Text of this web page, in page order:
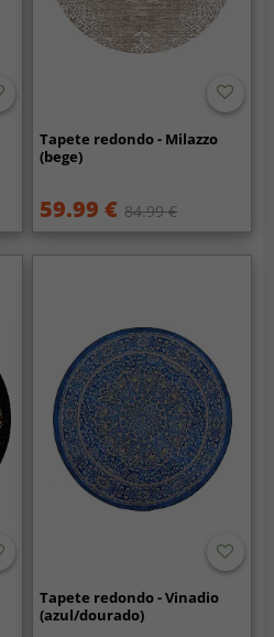
Tapete redondo - Milazzo
(bege)
59.99 € 84.99 €
Tapete redondo - Vinadio
(azul/dourado)